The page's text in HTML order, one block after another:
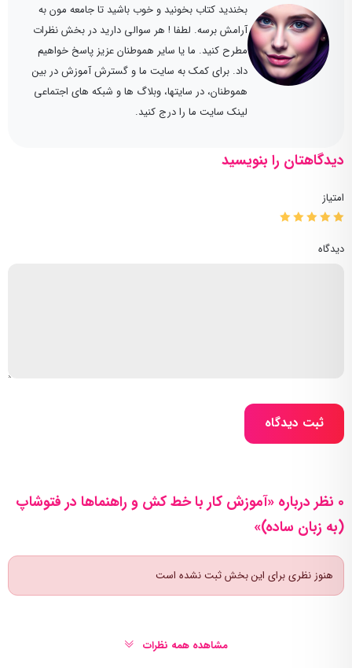
بخندید کتاب بخونید و خوب باشید تا جامعه مون به
آرامش برسه. لطفا ! هر سوالی دارید در بخش نظرات
مطرح کنید. ما یا سایر هموطنان عزیز پاسخ خواهیم
داد. برای کمک به سایت ما و گسترش آموزش در بین
هموطنان، در سایتها، وبلاگ ها و شبکه های اجتماعی
لینک سایت ما را درج کنید.
دیدگاهتان را بنویسید
امتیاز
دیدگاه
ثبت دیدگاه
0 نظر درباره «آموزش کار با خط کش و راهنماها در فتوشاپ
(به زبان ساده)»
هنوز نظری برای این بخش ثبت نشده است
مشاهده همه نظرات